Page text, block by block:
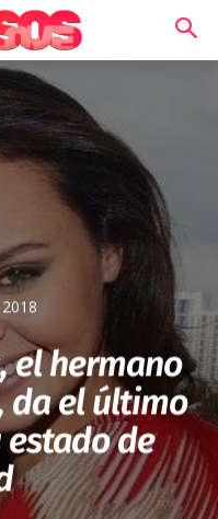
el hermano
da el último
de